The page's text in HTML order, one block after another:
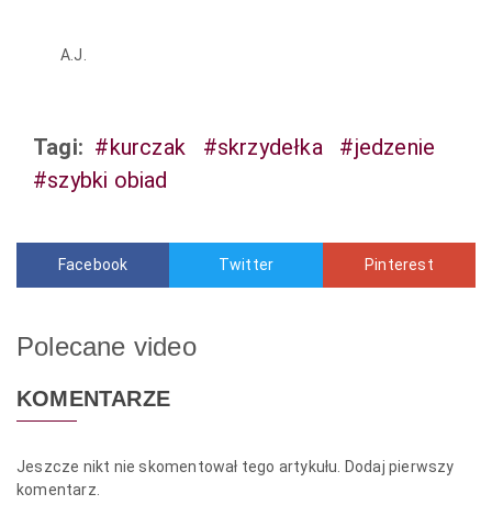
A.J.
Tagi: #kurczak #skrzydełka
#jedzenie
#szybki obiad
Facebook Twitter Pinterest
Polecane video
KOMENTARZE
Jeszcze nikt nie skomentował tego artykułu. Dodaj pierwszy
komentarz.